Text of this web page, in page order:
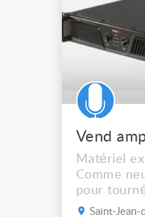
Matériel
Comme
pour
Saint-Jean-